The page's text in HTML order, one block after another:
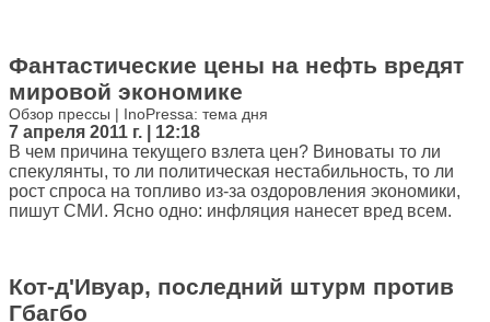
Фантастические цены на нефть вредят
мировой экономике
Обзор прессы | InoPressa: тема дня
7 апреля 2011 г. | 12:18
В чем причина текущего взлета цен? Виноваты то ли
спекулянты, то ли политическая нестабильность, то ли
рост спроса на топливо из-за оздоровления экономики,
пишут СМИ. Ясно одно: инфляция нанесет вред всем.
Кот-д'Ивуар, последний штурм против
Гбагбо